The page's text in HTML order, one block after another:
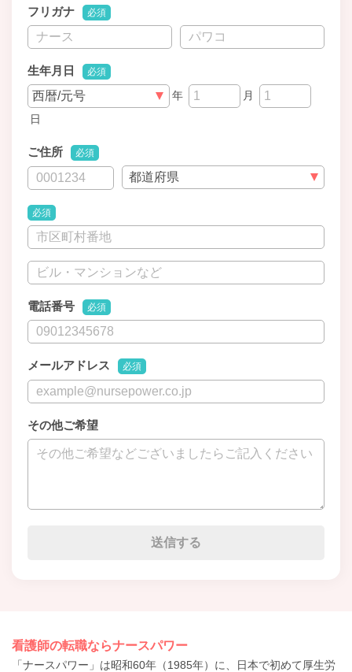
フリガナ 必須
生年月日 必須
年
月
日
ご住所 必須
必須
電話番号 必須
メールアドレス 必須
その他ご希望
看護師の転職ならナースパワー
「ナースパワー」は昭和60年（1985年）に、日本で初めて厚生労